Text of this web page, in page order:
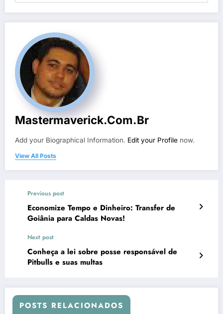
Mastermaverick.com.br
Add your Biographical Information. Edit your Profile now.
View All Posts
Previous post
Economize Tempo e Dinheiro: Transfer de
Goiânia para Caldas Novas!
Next post
Conheça a lei sobre posse responsável de
Pitbulls e suas multas
POSTS RELACIONADOS